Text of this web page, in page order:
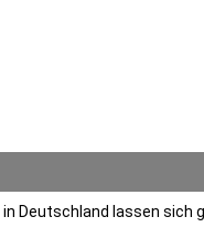
Deutschland lassen sich